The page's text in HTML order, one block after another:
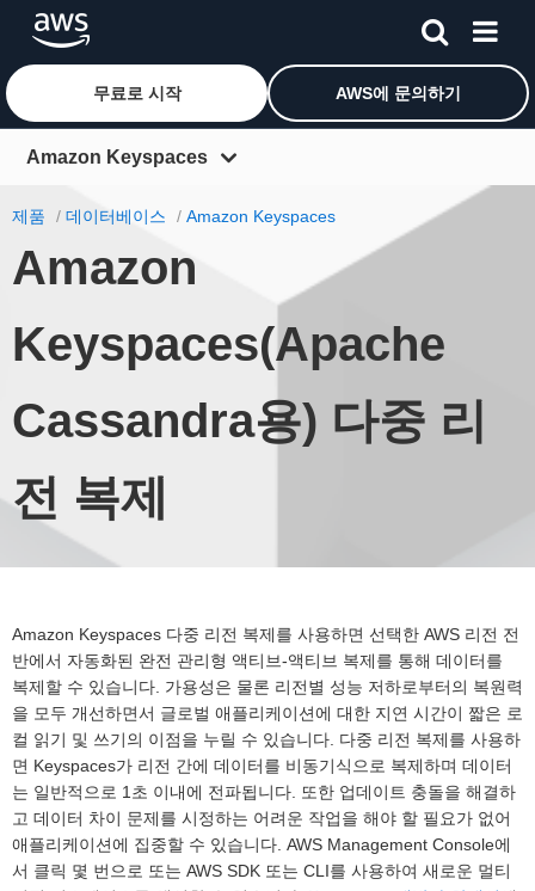
메인 콘텐츠로 건너뛰기
무료로 시작 AWS에 문의하기
Amazon Keyspaces
개요
기능
리소스
FAQ
고객
제품 데이터베이스 Amazon Keyspaces
Amazon
Keyspaces(Apache
Cassandra용) 다중 리
전 복제
Amazon Keyspaces 다중 리전 복제를 사용하면 선택한 AWS 리전 전
반에서 자동화된 완전 관리형 액티브-액티브 복제를 통해 데이터를
복제할 수 있습니다. 가용성은 물론 리전별 성능 저하로부터의 복원력
을 모두 개선하면서 글로벌 애플리케이션에 대한 지연 시간이 짧은 로
컬 읽기 및 쓰기의 이점을 누릴 수 있습니다. 다중 리전 복제를 사용하
면 Keyspaces가 리전 간에 데이터를 비동기식으로 복제하며 데이터
는 일반적으로 1초 이내에 전파됩니다. 또한 업데이트 충돌을 해결하
고 데이터 차이 문제를 시정하는 어려운 작업을 해야 할 필요가 없어
애플리케이션에 집중할 수 있습니다. AWS Management Console에
서 클릭 몇 번으로 또는 AWS SDK 또는 CLI를 사용하여 새로운 멀티